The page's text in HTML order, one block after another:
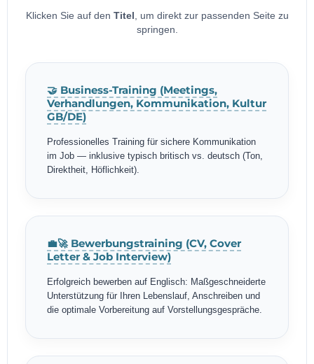
Klicken Sie auf den Titel , um direkt zur passenden Seite zu
springen.
🤝 Business-Training (Meetings,
Verhandlungen, Kommunikation, Kultur
GB/DE)
Professionelles Training für sichere Kommunikation
im Job — inklusive typisch britisch vs. deutsch (Ton,
Direktheit, Höflichkeit).
💼🚀 Bewerbungstraining (CV, Cover
Letter & Job Interview)
Erfolgreich bewerben auf Englisch: Maßgeschneiderte
Unterstützung für Ihren Lebenslauf, Anschreiben und
die optimale Vorbereitung auf Vorstellungsgespräche.